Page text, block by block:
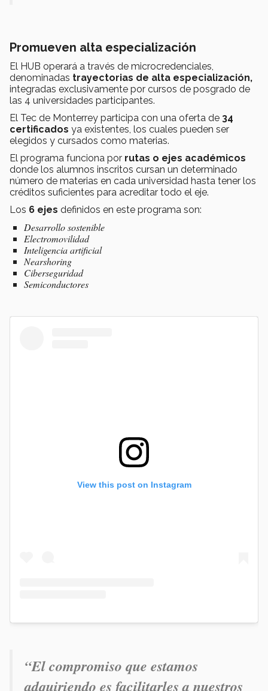
Promueven alta especialización
El HUB operará a través de microcredenciales,
denominadas trayectorias de alta especialización,
integradas exclusivamente por cursos de posgrado de
las 4 universidades participantes.
El Tec de Monterrey participa con una oferta de 34
certificados ya existentes, los cuales pueden ser
elegidos y cursados como materias.
El programa funciona por rutas o ejes académicos
donde los alumnos inscritos cursan un determinado
número de materias en cada universidad hasta tener los
créditos suficientes para acreditar todo el eje.
Los 6 ejes definidos en este programa son:
Desarrollo sostenible
Electromovilidad
Inteligencia artificial
Nearshoring
Ciberseguridad
Semiconductores
View this post on Instagram
“El compromiso que estamos
adquiriendo es facilitarles a nuestros